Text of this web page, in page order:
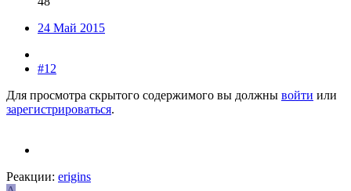
24 Май 2015
#12
Для просмотра скрытого содержимого вы должны войти или
зарегистрироваться.
Реакции: erigins